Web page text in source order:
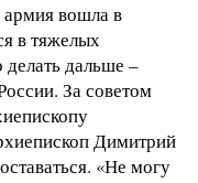
армия вошла в
в тяжелых
делать дальше –
За советом
Димитрий
«Не могу